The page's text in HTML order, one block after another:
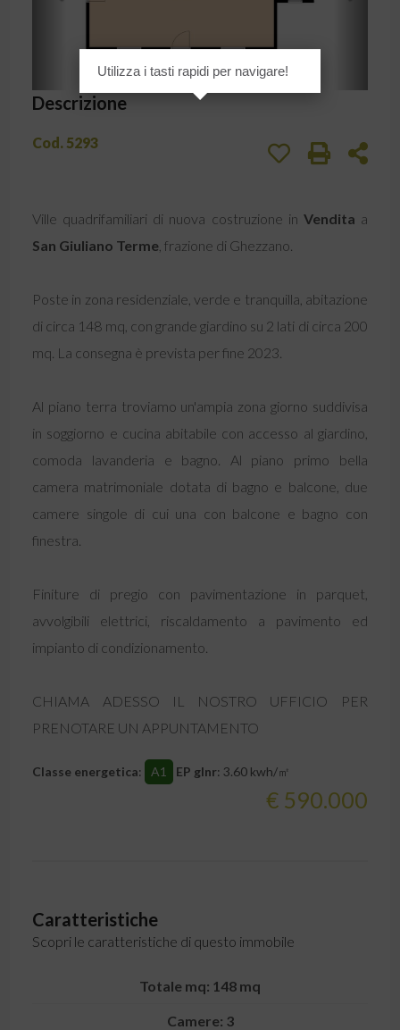
Descrizione
Cod. 5293
Ville quadrifamiliari di nuova costruzione in Vendita a
San Giuliano Terme , frazione di Ghezzano.
Poste in zona residenziale, verde e tranquilla, abitazione
di circa 148 mq, con grande giardino su 2 lati di circa 200
mq. La consegna è prevista per fine 2023.
Al piano terra troviamo un'ampia zona giorno suddivisa
in soggiorno e cucina abitabile con accesso al giardino,
comoda lavanderia e bagno. Al piano primo bella
camera matrimoniale dotata di bagno e balcone, due
camere singole di cui una con balcone e bagno con
finestra.
Finiture di pregio con pavimentazione in parquet,
avvolgibili elettrici, riscaldamento a pavimento ed
impianto di condizionamento.
CHIAMA ADESSO IL NOSTRO UFFICIO PER
PRENOTARE UN APPUNTAMENTO
Classe energetica: A1 EP glnr: 3.60 kwh/㎡
€ 590.000
Caratteristiche
Scopri le caratteristiche di questo immobile
Totale mq: 148 mq
Camere: 3
Utilizza i tasti rapidi per navigare!